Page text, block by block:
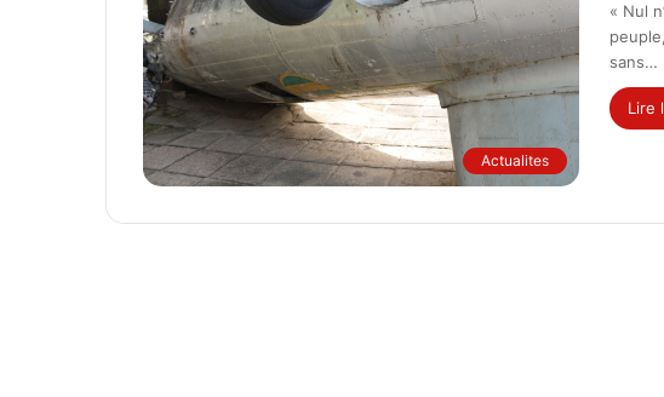
Actualites
« Nul
sans…
Lire